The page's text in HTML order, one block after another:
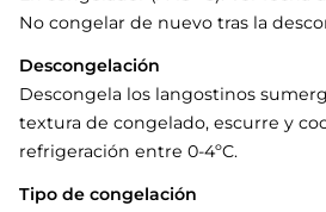
No congelar de nuevo tras la
Descongelación
Descongela los langostinos
textura de congelado, escurre y
refrigeración entre 0-4ºC.
Tipo de congelación